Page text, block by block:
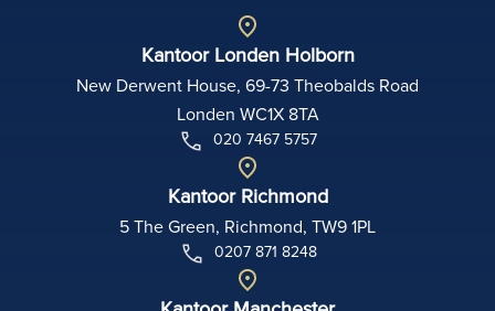
Kantoor Londen Holborn
New Derwent House, 69-73 Theobalds Road
Londen WC1X 8TA
020 7467 5757
Kantoor Richmond
5 The Green, Richmond, TW9 1PL
0207 871 8248